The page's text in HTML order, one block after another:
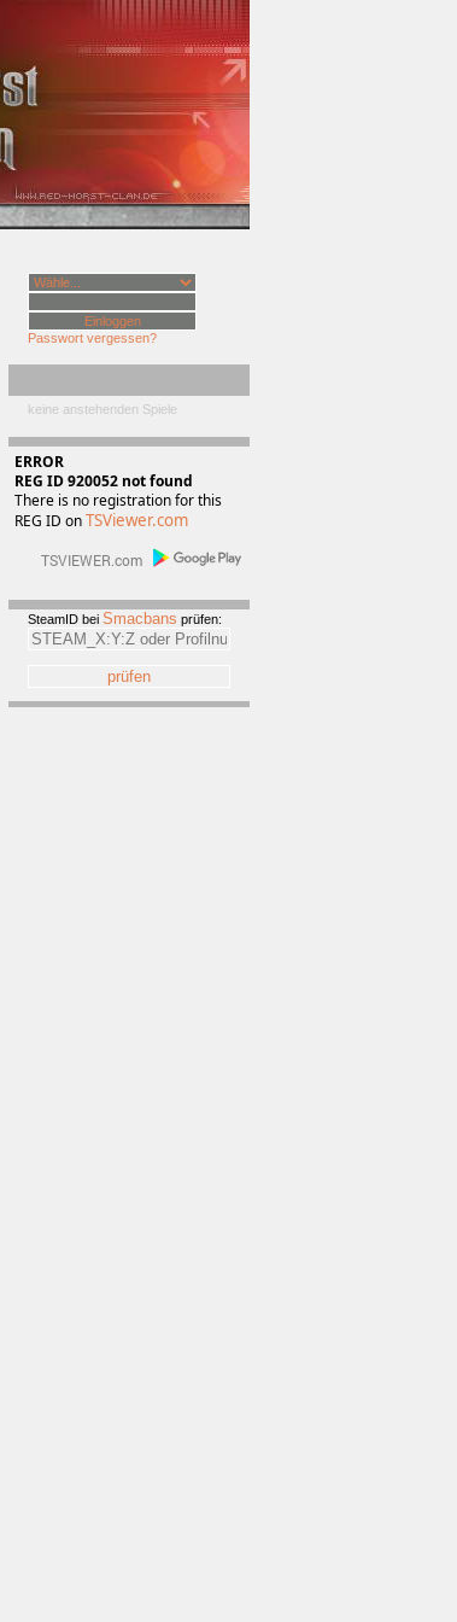
Passwort vergessen?
keine anstehenden Spiele
ERROR
REG ID 920052 not found
There is no registration for this
REG ID onTSViewer.com
SteamID bei Smacbans prüfen: